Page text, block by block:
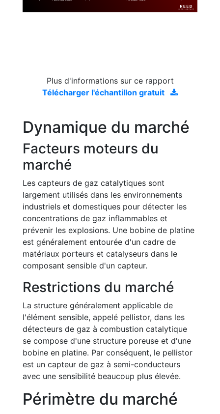
Plus d'informations sur ce rapport
Télécharger l'échantillon gratuit
Dynamique du marché
Facteurs moteurs du
marché
Les capteurs de gaz catalytiques sont
largement utilisés dans les environnements
industriels et domestiques pour détecter les
concentrations de gaz inflammables et
prévenir les explosions. Une bobine de platine
est généralement entourée d'un cadre de
matériaux porteurs et catalyseurs dans le
composant sensible d'un capteur.
Restrictions du marché
La structure généralement applicable de
l'élément sensible, appelé pellistor, dans les
détecteurs de gaz à combustion catalytique
se compose d'une structure poreuse et d'une
bobine en platine. Par conséquent, le pellistor
est un capteur de gaz à semi-conducteurs
avec une sensibilité beaucoup plus élevée.
Périmètre du marché